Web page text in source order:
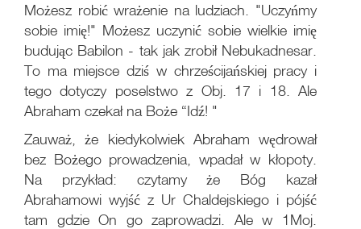
Możesz robić wrażenie na ludziach. "Uczyńmy
sobie imię!" Możesz uczynić sobie wielkie imię
budując Babilon - tak jak zrobił Nebukadnesar.
To ma miejsce dziś w chrześcijańskiej pracy i
tego dotyczy poselstwo z Obj. 17 i 18. Ale
Abraham czekał na Boże “Idź! "
Zauważ, że kiedykolwiek Abraham wędrował
bez Bożego prowadzenia, wpadał w kłopoty.
Na przykład: czytamy że Bóg kazał
Abrahamowi wyjść z Ur Chaldejskiego i pójść
tam gdzie On go zaprowadzi. Ale w 1Moj.